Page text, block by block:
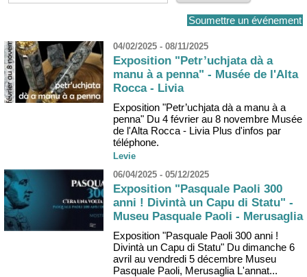
Soumettre un événement
04/02/2025 - 08/11/2025
Exposition "Petr’uchjata dà a
manu à a penna" - Musée de l'Alta
Rocca - Livia
Exposition "Petr’uchjata dà a manu à a
penna" Du 4 février au 8 novembre Musée
de l'Alta Rocca - Livia Plus d'infos par
téléphone.
Levie
06/04/2025 - 05/12/2025
Exposition "Pasquale Paoli 300
anni ! Divintà un Capu di Statu" -
Museu Pasquale Paoli - Merusaglia
Exposition "Pasquale Paoli 300 anni !
Divintà un Capu di Statu" Du dimanche 6
avril au vendredi 5 décembre Museu
Pasquale Paoli, Merusaglia L'annat...